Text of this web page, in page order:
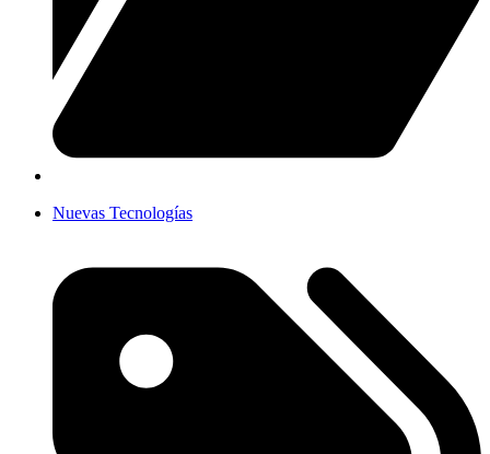
Nuevas Tecnologías